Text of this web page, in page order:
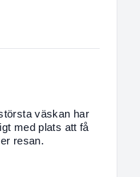
väskan har
med plats att få
resan.